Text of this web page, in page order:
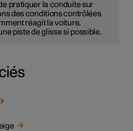
pratiquer la conduite sur
des conditions contrôlées
réagit la voiture.
piste de glisse si possible.